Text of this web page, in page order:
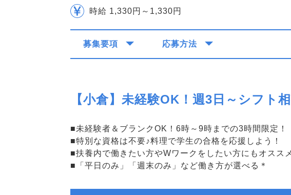
時給 1,330円～1,330円
募集要項 応募方法
【小倉】未経験OK！週3日～シフト
■未経験者＆ブランクOK！6時～9時までの3時間限定！
■特別な資格は不要♪料理で学生の合格を応援しよう！
■扶養内で働きたい方やWワークをしたい方にもオスス
■「平日のみ」「週末のみ」など働き方が選べる＊